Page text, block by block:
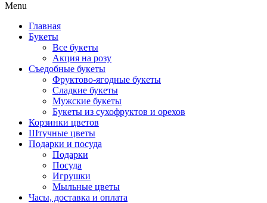
Menu
Главная
Букеты
Все букеты
Акция на розу
Съедобные букеты
Фруктово-ягодные букеты
Сладкие букеты
Мужские букеты
Букеты из сухофруктов и орехов
Корзинки цветов
Штучные цветы
Подарки и посуда
Подарки
Посуда
Игрушки
Мыльные цветы
Часы, доставка и оплата